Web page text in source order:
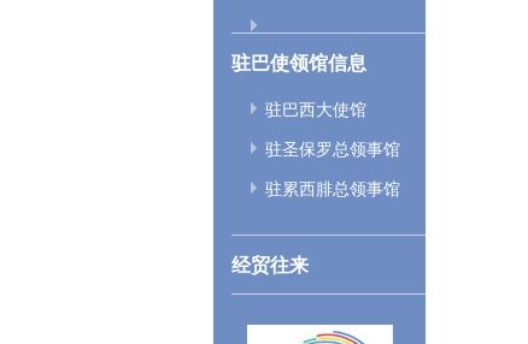
驻巴使领馆信息
驻巴西大使馆
驻圣保罗总领事馆
驻累西腓总领事馆
经贸往来